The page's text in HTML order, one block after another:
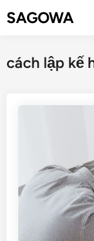
SAGOWA
cách lập kế